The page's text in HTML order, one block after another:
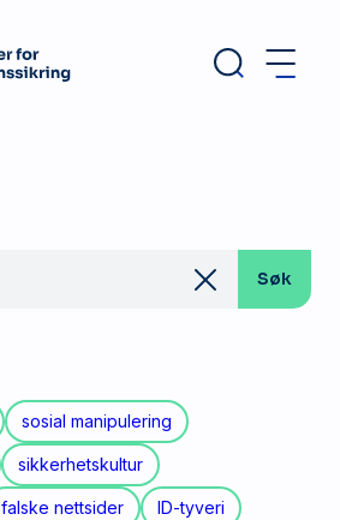
Søk
sosial manipulering
sikkerhetskultur
falske nettsider ID-tyveri